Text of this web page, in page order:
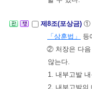
제8조(포상금) ①
「상훈법」
등
② 처장은 다음
않는다.
1. 내부고발
2. 내부고발의